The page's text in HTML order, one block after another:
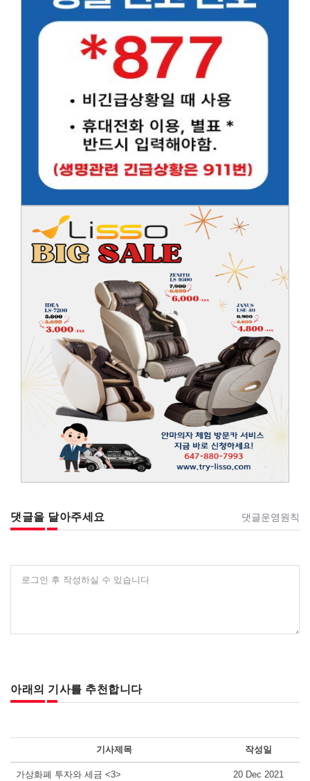
댓글을 달아주세요 댓글운영원칙
로그인 후 작성하실 수 있습니다
아래의 기사를 추천합니다
기사제목 작성일
가상화폐 투자와 세금 <3> 20 Dec 2021